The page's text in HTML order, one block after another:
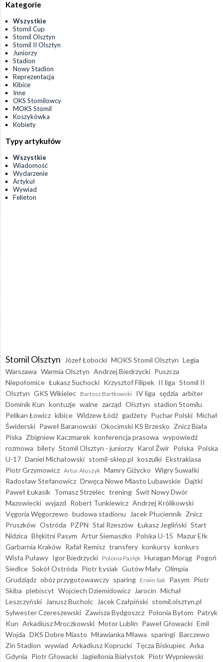
Kategorie
Wszystkie
Stomil Cup
Stomil Olsztyn
Stomil II Olsztyn
Juniorzy
Stadion
Nowy Stadion
Reprezentacja
Kibice
Inne
OKS Stomilowcy
MOKS Stomil
Koszykówka
Kobiety
Typy artykułów
Wszystkie
Wiadomość
Wydarzenie
Artykuł
Wywiad
Felieton
Stomil Olsztyn Józef Łobocki MOKS Stomil Olsztyn Legia
Warszawa Warmia Olsztyn Andrzej Biedrzycki Puszcza
Niepołomice Łukasz Suchocki Krzysztof Filipek II liga Stomil II
Olsztyn GKS Wikielec Bartosz Bartkowski IV liga sędzia arbiter
Dominik Kun kontuzje walne zarząd Olsztyn stadion Stomilu
Pelikan Łowicz kibice Widzew Łódź gadżety Puchar Polski Michał
Świderski Paweł Baranowski Okocimski KS Brzesko Znicz Biała
Piska Zbigniew Kaczmarek konferencja prasowa wypowiedź
rozmowa bilety Stomil Olsztyn - juniorzy Karol Żwir Polska Polska
U-17 Daniel Michałowski stomil-sklep.pl koszulki Ekstraklasa
Piotr Grzymowicz Artur Aluszyk Mamry Giżycko Wigry Suwałki
Radosław Stefanowicz Drwęca Nowe Miasto Lubawskie Dajtki
Paweł Łukasik Tomasz Strzelec trening Świt Nowy Dwór
Mazowiecki wyjazd Robert Tunkiewicz Andrzej Królikowski
Vęgoria Węgorzewo budowa stadionu Jacek Płuciennik Znicz
Pruszków Ostróda PZPN Stal Rzeszów Łukasz Jegliński Start
Nidzica Błękitni Pasym Artur Siemaszko Polska U-15 Mazur Ełk
Garbarnia Kraków Rafał Remisz transfery konkursy konkurs
Wisła Puławy Igor Biedrzycki Polonia Pasłęk Huragan Morąg Pogoń
Siedlce Sokół Ostróda Piotr Łysiak Gutów Mały Olimpia
Grudziądz obóz przygotowawczy sparing Erwin Sak Pasym Piotr
Skiba plebiscyt Wojciech Dziemidowicz Jarocin Michał
Leszczyński
Janusz Bucholc Jacek Czałpiński stomil.olsztyn.pl
Sylwester Czereszewski Zawisza Bydgoszcz Polonia Bytom Patryk
Kun Arkadiusz Mroczkowski Motor Lublin Paweł Głowacki Emil
Wojda DKS Dobre Miasto Mławianka Mława sparingi Barczewo
Zin Stadion wywiad Arkadiusz Koprucki Tęcza Biskupiec Arka
Gdynia Piotr Głowacki Jagiellonia Białystok Piotr Wypniewski